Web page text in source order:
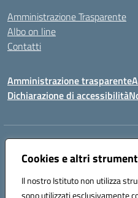
Cookies e altri
Il nostro Istituto non utilizza
sono utilizzati esclusivamente
Amministrazione Trasparente
Albo on line
Contatti
Amministrazione trasparente
Dichiarazione di accessibilità
Indirizzo:
Centralino:078170786 Email:
Codice fiscale: 90027700922